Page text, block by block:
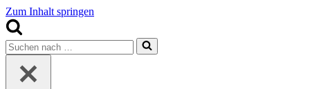
Zum Inhalt springen
Suchen
nach …